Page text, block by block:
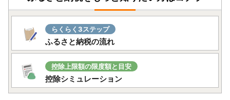
らくらく3ステップ
ふるさと納税の流れ
控除上限額の限度額と目安
控除シミュレーション